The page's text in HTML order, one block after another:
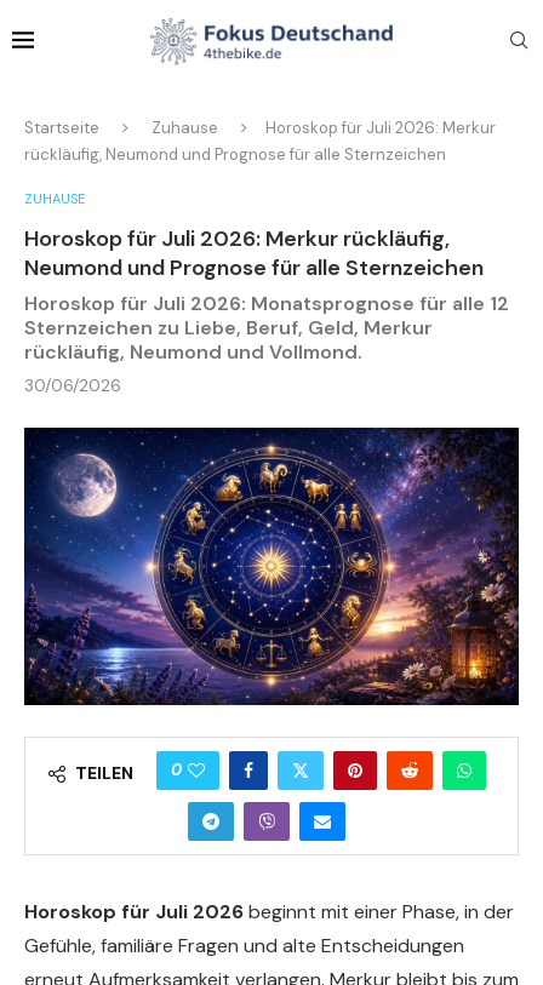
Startseite Zuhause
Horoskop für Juli 2026: Merkur
rückläufig, Neumond und Prognose für alle Sternzeichen
ZUHAUSE
Horoskop für Juli 2026: Merkur rückläufig,
Neumond und Prognose für alle Sternzeichen
Horoskop für Juli 2026: Monatsprognose für alle 12
Sternzeichen zu Liebe, Beruf, Geld, Merkur
rückläufig, Neumond und Vollmond.
30/06/2026
TEILEN 0
Horoskop für Juli 2026beginnt mit einer Phase, in der
Gefühle, familiäre Fragen und alte Entscheidungen